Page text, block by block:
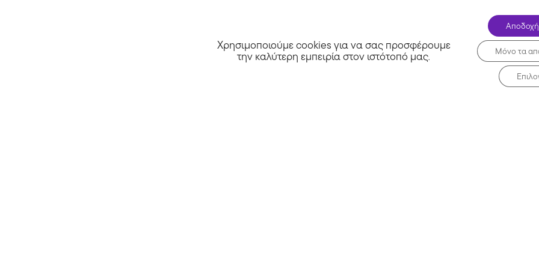
Χρησιμοποιούμε cookies για να σας προσφέρουμε
την καλύτερη εμπειρία στον ιστότοπό μας. Μόνο τα